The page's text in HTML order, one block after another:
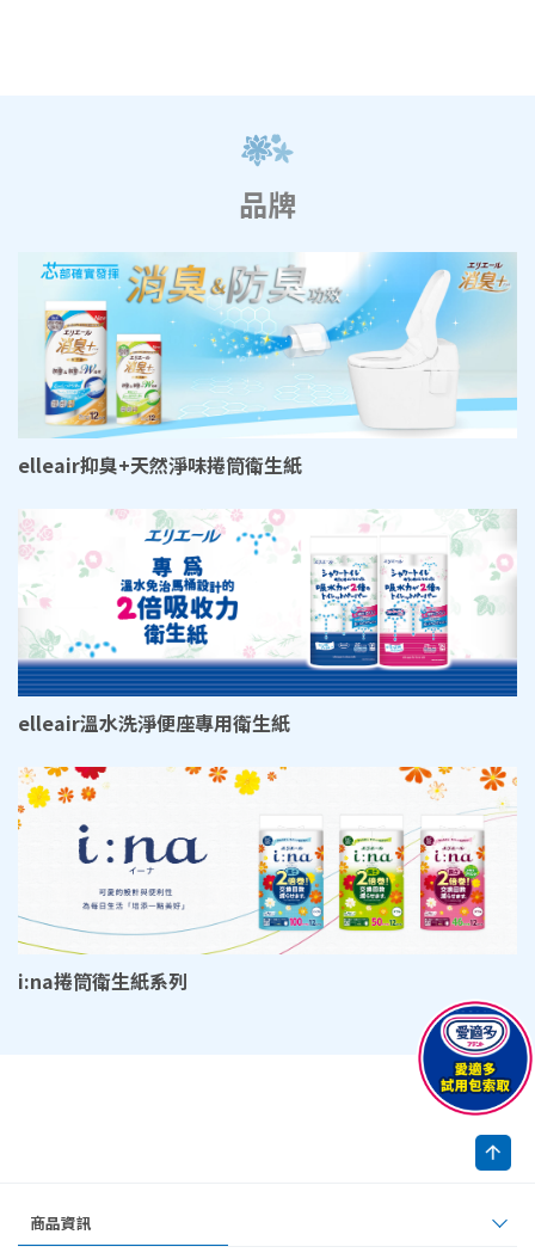
品牌
elleair抑臭+天然淨味捲筒衛生紙
elleair溫水洗淨便座專用衛生紙
i:na捲筒衛生紙系列
商品資訊